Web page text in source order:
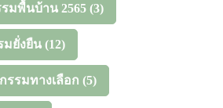
มพื้นบ้าน 2565 (3)
มยั่งยืน (12)
รรมทางเลือก (5)